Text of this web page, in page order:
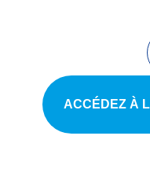
ACCÉDEZ À